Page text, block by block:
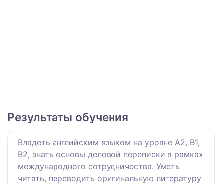
Результаты обучения
Владеть английским языком на уровне А2, В1,
В2, знать основы деловой переписки в рамках
международного сотрудничества. Уметь
читать, переводить оригинальную литературу